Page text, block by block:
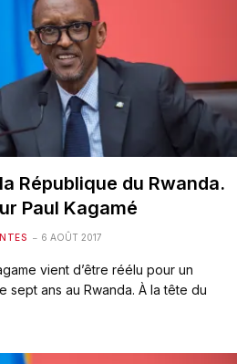
République du Rwanda.
Paul Kagamé
6 AOÛT 2017
vient d’être réélu pour un
sept ans au Rwanda. À la tête du